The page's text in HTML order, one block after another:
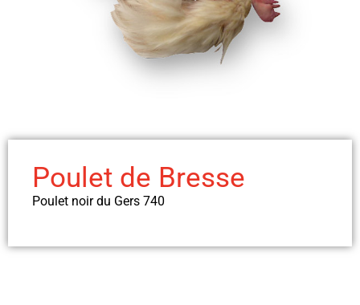
Poulet de Bresse
Poulet noir du Gers 740